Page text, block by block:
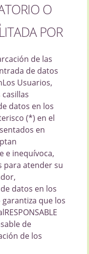
O
POR
de las
de datos
Usuarios,
datos en los
(*) en el
en
e inequívoca,
para atender su
datos en los
que los
de
de los